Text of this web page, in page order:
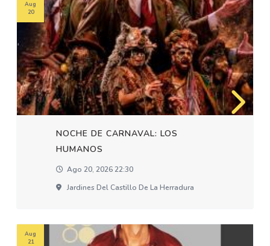
NOCHE DE CARNAVAL: LOS
HUMANOS
Ago 20, 2026 22:30
Jardines Del Castillo De La Herradura
Aug
20
Aug
21